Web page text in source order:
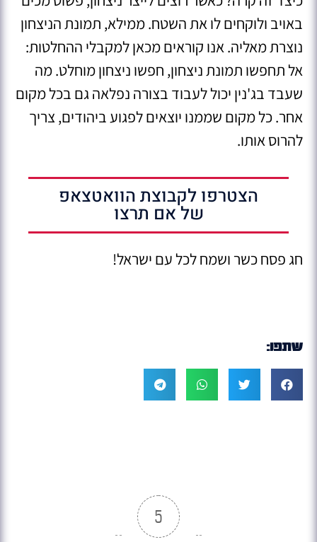
באויב ולוקחים לו את השטח. ממילא, תמונת הניצחון
נוצרת מאליה. אנו קוראים מכאן למקבלי ההחלטות:
אל תחפשו תמונת ניצחון, חפשו ניצחון מוחלט. מה
שעבד בג'נין יכול לעבוד בצורה נפלאה גם בכל מקום
אחר. כל מקום שממנו יוצאים לפגוע ביהודים, צריך
להרוס אותו.
הצטרפו לקבוצת הוואטצאפ
של אם תרצו
חג פסח כשר ושמח לכל עם ישראל!
שתפו:
5